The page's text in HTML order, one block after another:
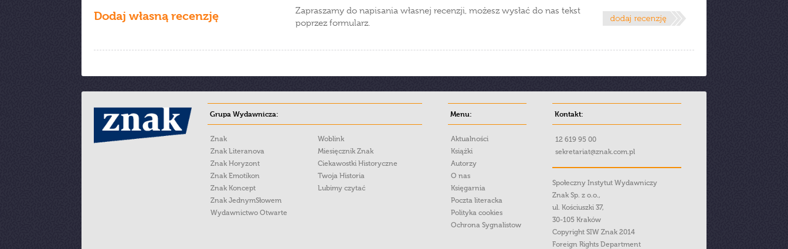
Dodaj własną recenzję
Zapraszamy do napisania własnej recenzji, możesz wysłać do nas tekst
poprzez formularz.
Grupa Wydawnicza:
Znak
Znak Literanova
Znak Horyzont
Znak Emotikon
Znak Koncept
Znak JednymSłowem
Wydawnictwo Otwarte
Woblink
Miesięcznik Znak
Ciekawostki Historyczne
Twoja Historia
Lubimy czytać
Menu:
Aktualności
Książki
Autorzy
O nas
Księgarnia
Poczta literacka
Polityka cookies
Ochrona Sygnalistow
Kontakt:
12 619 95 00
sekretariat@znak.com.pl
Społeczny Instytut Wydawniczy
Znak Sp. z o.o.,
ul. Kościuszki 37,
30-105 Kraków
Copyright SIW Znak 2014
Foreign Rights Department